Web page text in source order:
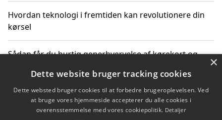
Hvordan teknologi i fremtiden kan revolutionere din
kørsel
Sådan får du hurtig generhvervelse af kørekort og
Sådan lærer du miljørigtig kørsel hos en køreskole i
Gentofte
×
Dette website bruger tracking cookies
Dette websted bruger cookies til at forbedre brugeroplevelsen. Ved
at bruge vores hjemmeside accepterer du alle cookies i
overensstemmelse med vores cookiepolitik. Detaljer